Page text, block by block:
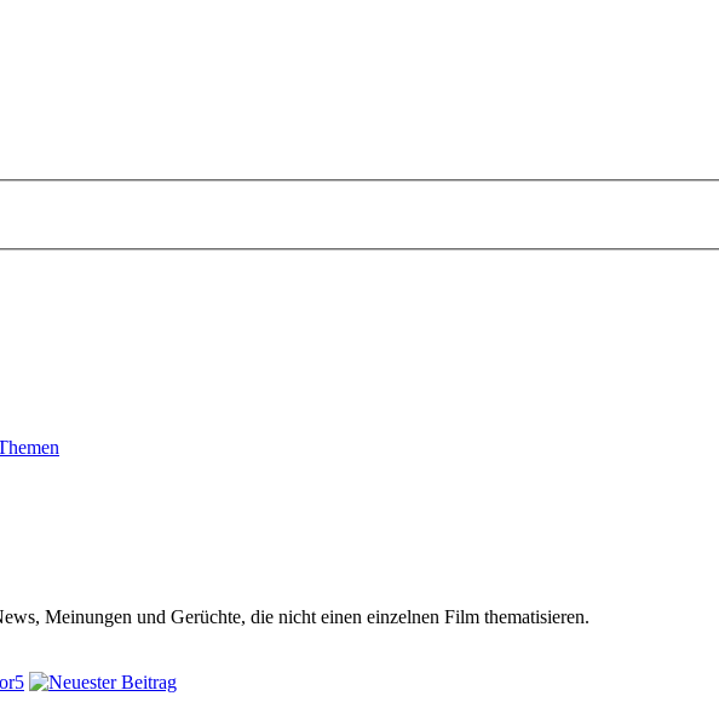
Meinungen und Gerüchte, die nicht einen einzelnen Film thematisieren.